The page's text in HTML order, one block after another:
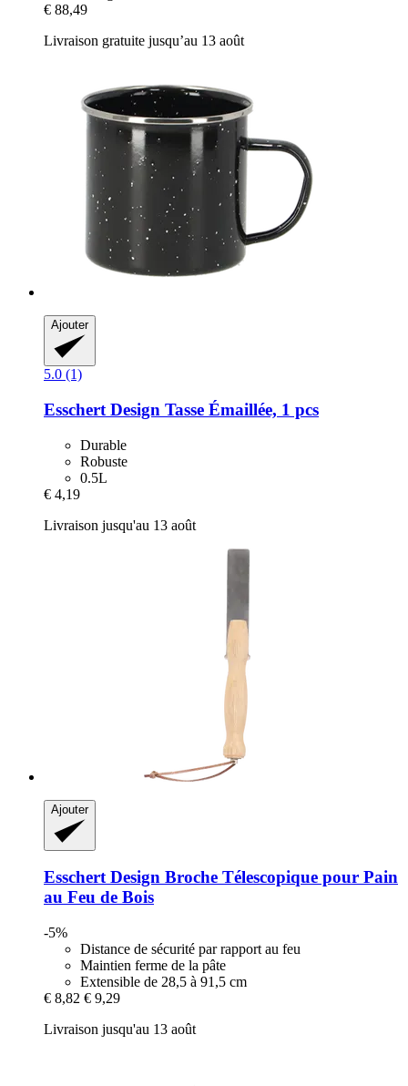
€ 88,49
Livraison gratuite jusqu’au 13 août
Ajouter
5.0 (1)
Esschert Design Tasse Émaillée, 1 pcs
Durable
Robuste
0.5L
€ 4,19
Livraison jusqu'au 13 août
Ajouter
Esschert Design Broche Télescopique pour Pain
au Feu de Bois
-5%
Distance de sécurité par rapport au feu
Maintien ferme de la pâte
Extensible de 28,5 à 91,5 cm
€ 8,82 € 9,29
Livraison jusqu'au 13 août